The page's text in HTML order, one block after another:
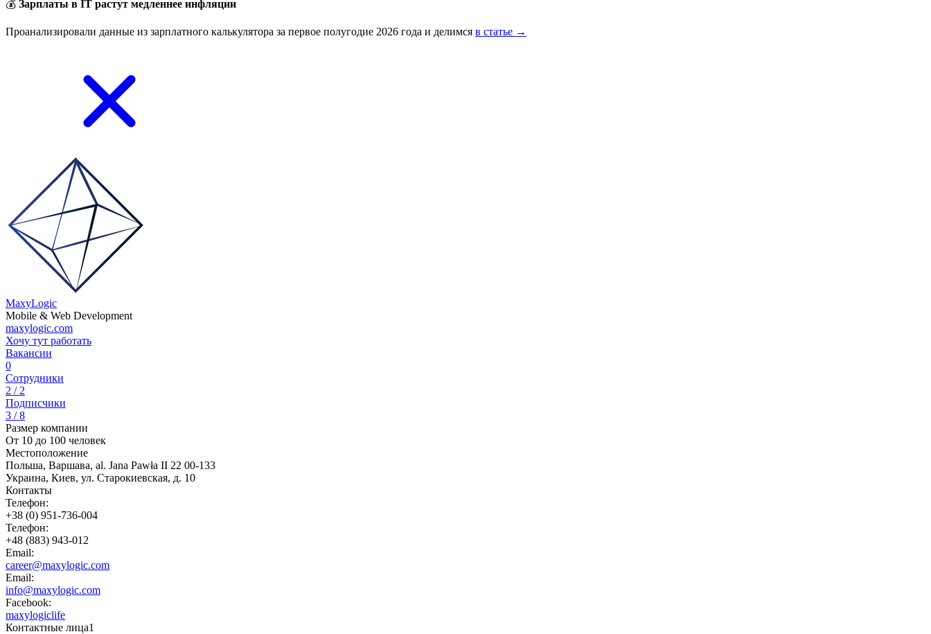
💰 Зарплаты в IT растут медленнее инфляции
Проанализировали данные из зарплатного калькулятора за первое полугодие 2026 года и делимся в статье →
MaxyLogic
Mobile & Web Development
maxylogic.com
Хочу тут работать
Вакансии
0
Сотрудники
2 / 2
Подписчики
3 / 8
Размер компании
От 10 до 100 человек
Местоположение
Польша, Варшава, al. Jana Pawła II 22 00-133
Украина, Киев, ул. Старокиевская, д. 10
Контакты
Телефон:
+38 (0) 951-736-004
Телефон:
+48 (883) 943-012
Email:
career@maxylogic.com
Email:
info@maxylogic.com
Facebook:
maxylogiclife
Контактные лица1